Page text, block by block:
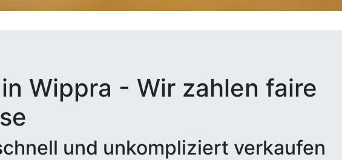
Wippra - Wir zahlen faire
und unkompliziert verkaufen